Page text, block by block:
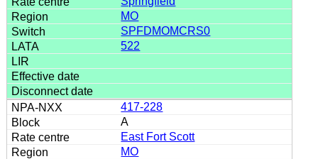
MO
SPFDMOMCRS0
522
417-228
A
East Fort Scott
MO